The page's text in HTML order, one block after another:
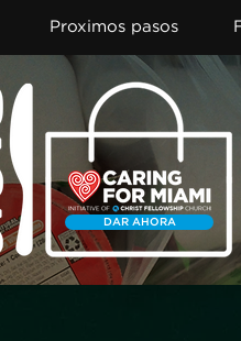
Proximos pasos
DAR AHORA